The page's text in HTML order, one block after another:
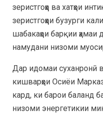
зеристгоҳҳо ва хатҳои
зеристгоҳҳои бузурги
шабакаҳои барқии ҳамаи
намудани низоми
Дар идомаи суханронӣ
кишварҳои Осиёи
кард, ки барои баланд
низоми энергетикии